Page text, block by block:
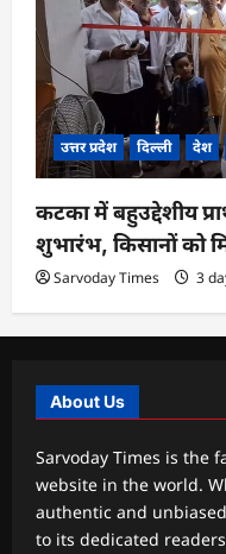
उत्तर प्रदेश दिल्ली देश
कटका में बहुउद्देशीय
शुभारंभ, किसानों को
Sarvoday Times 3
About Us
Sarvoday Times is the
website in the world.
authentic and
to its dedicated